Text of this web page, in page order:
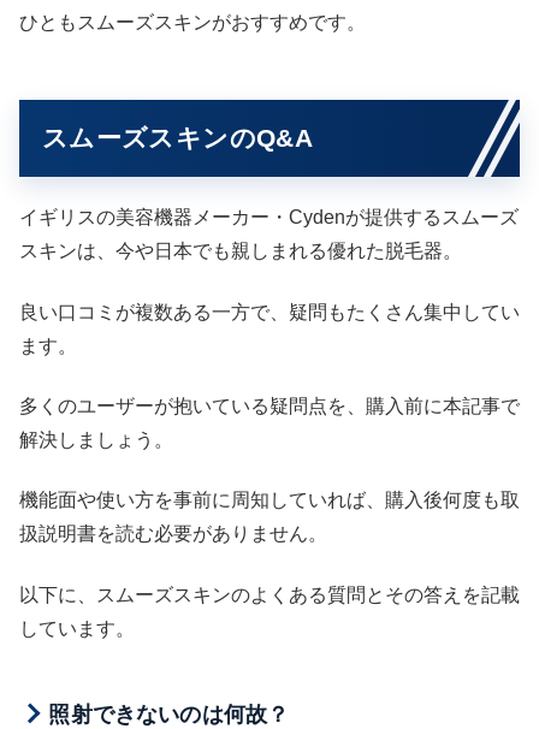
ひともスムーズスキンがおすすめです。
スムーズスキンのQ&A
イギリスの美容機器メーカー・Cydenが提供するスムーズ
スキンは、今や日本でも親しまれる優れた脱毛器。
良い口コミが複数ある一方で、疑問もたくさん集中してい
ます。
多くのユーザーが抱いている疑問点を、購入前に本記事で
解決しましょう。
機能面や使い方を事前に周知していれば、購入後何度も取
扱説明書を読む必要がありません。
以下に、スムーズスキンのよくある質問とその答えを記載
しています。
照射できないのは何故？